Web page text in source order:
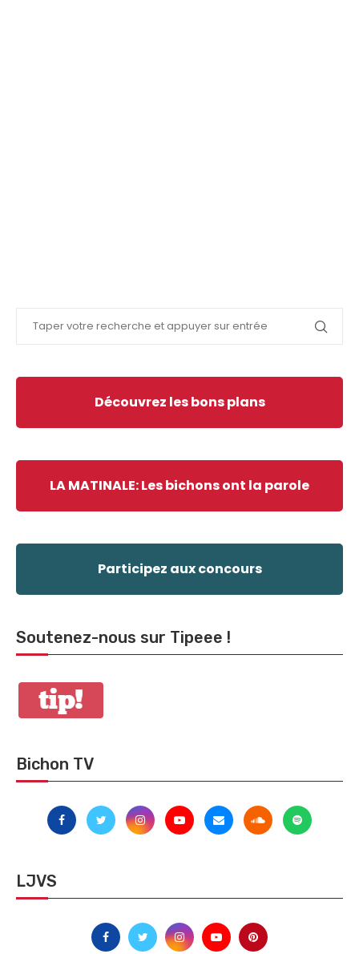
Découvrez les bons plans
LA MATINALE: Les bichons ont la parole
Participez aux concours
Soutenez-nous sur Tipeee !
Bichon TV
LJVS